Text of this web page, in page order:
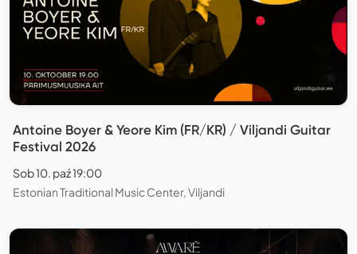
Antoine Boyer & Yeore Kim (FR/KR) / Viljandi Guitar
Festival 2026
Sob 10. paź 19:00
Estonian Traditional Music Center, Viljandi